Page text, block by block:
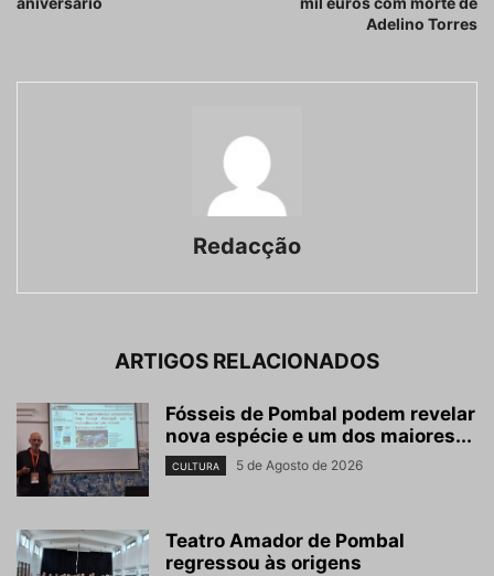
Adelino Torres
Redacção
ARTIGOS RELACIONADOS
Fósseis de Pombal podem revelar
nova espécie e um dos maiores...
CULTURA 5 de Agosto de 2026
Teatro Amador de Pombal
regressou às origens